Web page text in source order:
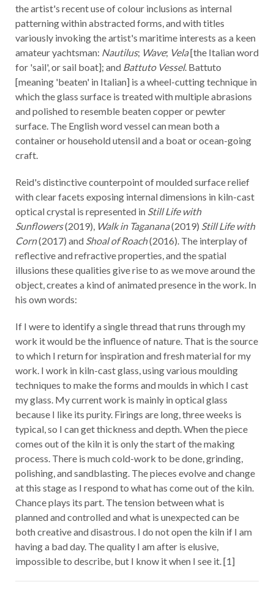
the artist's recent use of colour inclusions as internal
patterning within abstracted forms, and with titles
variously invoking the artist's maritime interests as a keen
amateur yachtsman: Nautilus; Wave; Vela[the Italian word
for 'sail', or sail boat]; and Battuto Vessel. Battuto
[meaning 'beaten' in Italian] is a wheel-cutting technique in
which the glass surface is treated with multiple abrasions
and polished to resemble beaten copper or pewter
surface. The English word vessel can mean both a
container or household utensil and a boat or ocean-going
craft.
Reid's distinctive counterpoint of moulded surface relief
with clear facets exposing internal dimensions in kiln-cast
optical crystal is represented in Still Life with
Sunflowers(2019), Walk in Taganana(2019) Still Life with
Corn(2017) and Shoal of Roach(2016). The interplay of
reflective and refractive properties, and the spatial
illusions these qualities give rise to as we move around the
object, creates a kind of animated presence in the work. In
his own words:
If I were to identify a single thread that runs through my
work it would be the influence of nature. That is the source
to which I return for inspiration and fresh material for my
work. I work in kiln-cast glass, using various moulding
techniques to make the forms and moulds in which I cast
my glass. My current work is mainly in optical glass
because I like its purity. Firings are long, three weeks is
typical, so I can get thickness and depth. When the piece
comes out of the kiln it is only the start of the making
process. There is much cold-work to be done, grinding,
polishing, and sandblasting. The pieces evolve and change
at this stage as I respond to what has come out of the kiln.
Chance plays its part. The tension between what is
planned and controlled and what is unexpected can be
both creative and disastrous. I do not open the kiln if I am
having a bad day. The quality I am after is elusive,
impossible to describe, but I know it when I see it. [1]